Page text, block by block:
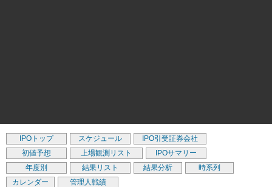
IPOトップ スケジュール
IPO引受証券会社
初値予想
上場観測リスト
IPOサマリー
年度別
結果リスト 結果分析
時系列
カレンダー
管理人戦績